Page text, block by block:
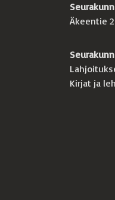
Äkeentie 2
Kirjat ja